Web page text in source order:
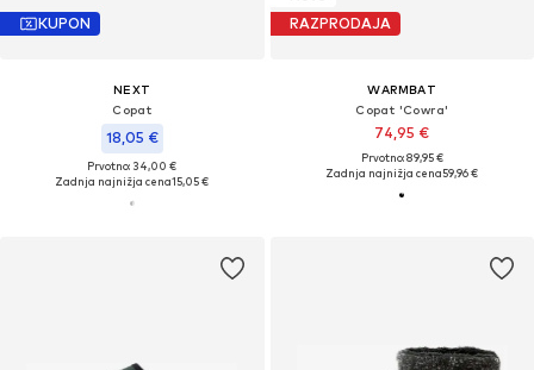
KUPON
NEXT
Copat
18,05 €
Prvotno: 34,00 €
Zadnja najnižja cena15,05 €
RAZPRODAJA
WARMBAT
Copat 'Cowra'
74,95 €
Prvotno: 89,95 €
Zadnja najnižja cena59,96 €